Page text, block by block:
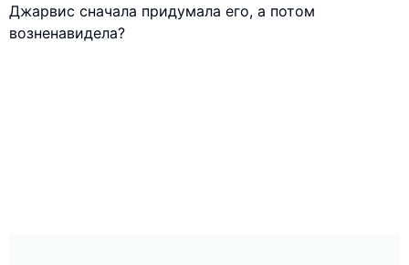
Джарвис сначала придумала его, а потом
возненавидела?